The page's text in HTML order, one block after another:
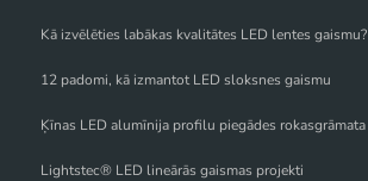
Kā izvēlēties labākas kvalitātes LED lentes gaismu?
12 padomi, kā izmantot LED sloksnes gaismu
Ķīnas LED alumīnija profilu piegādes rokasgrāmata
Lightstec® LED lineārās gaismas projekti